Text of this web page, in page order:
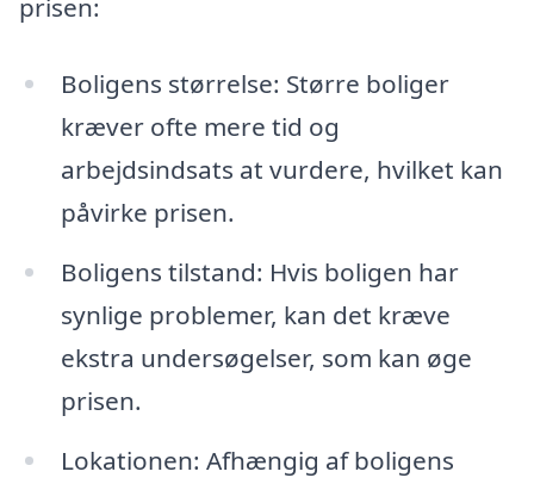
prisen:
Boligens størrelse: Større boliger
kræver ofte mere tid og
arbejdsindsats at vurdere, hvilket kan
påvirke prisen.
Boligens tilstand: Hvis boligen har
synlige problemer, kan det kræve
ekstra undersøgelser, som kan øge
prisen.
Lokationen: Afhængig af boligens